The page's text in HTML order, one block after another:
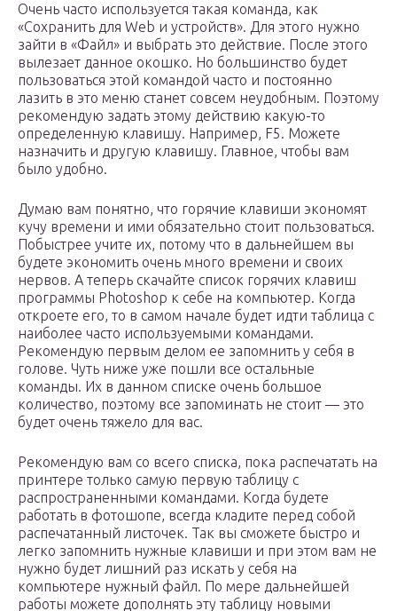
Очень часто используется такая команда, как
«Сохранить для Web и устройств». Для этого нужно
зайти в «Файл» и выбрать это действие. После этого
вылезает данное окошко. Но большинство будет
пользоваться этой командой часто и постоянно
лазить в это меню станет совсем неудобным. Поэтому
рекомендую задать этому действию какую-то
определенную клавишу. Например, F5. Можете
назначить и другую клавишу. Главное, чтобы вам
было удобно.
Думаю вам понятно, что горячие клавиши экономят
кучу времени и ими обязательно стоит пользоваться.
Побыстрее учите их, потому что в дальнейшем вы
будете экономить очень много времени и своих
нервов. А теперь скачайте список горячих клавиш
программы Photoshop к себе на компьютер. Когда
откроете его, то в самом начале будет идти таблица с
наиболее часто используемыми командами.
Рекомендую первым делом ее запомнить у себя в
голове. Чуть ниже уже пошли все остальные
команды. Их в данном списке очень большое
количество, поэтому все запоминать не стоит — это
будет очень тяжело для вас.
Рекомендую вам со всего списка, пока распечатать на
принтере только самую первую таблицу с
распространенными командами. Когда будете
работать в фотошопе, всегда кладите перед собой
распечатанный листочек. Так вы сможете быстро и
легко запомнить нужные клавиши и при этом вам не
нужно будет лишний раз искать у себя на
компьютере нужный файл. По мере дальнейшей
работы можете дополнять эту таблицу новыми